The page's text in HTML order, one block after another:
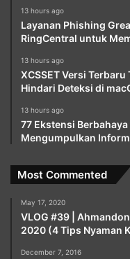
13 hours ago
Layanan Phishing
RingCentral untuk
13 hours ago
XCSSET Versi
Hindari Deteksi di
13 hours ago
77 Ekstensi
Mengumpulkan
Most Commented
May 17, 2020
VLOG #39 |
2020 (4 Tips Nyaman
December 7, 2016